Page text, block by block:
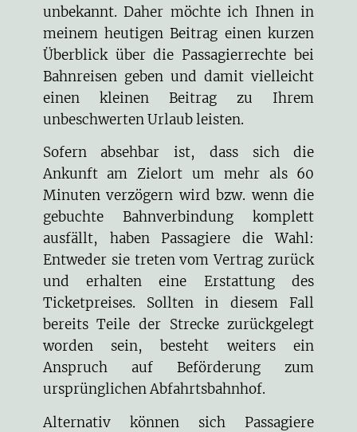
unbekannt. Daher möchte ich Ihnen in
meinem heutigen Beitrag einen kurzen
Überblick über die Passagierrechte bei
Bahnreisen geben und damit vielleicht
einen kleinen Beitrag zu Ihrem
unbeschwerten Urlaub leisten.
Sofern absehbar ist, dass sich die
Ankunft am Zielort um mehr als 60
Minuten verzögern wird bzw. wenn die
gebuchte Bahnverbindung komplett
ausfällt, haben Passagiere die Wahl:
Entweder sie treten vom Vertrag zurück
und erhalten eine Erstattung des
Ticketpreises. Sollten in diesem Fall
bereits Teile der Strecke zurückgelegt
worden sein, besteht weiters ein
Anspruch auf Beförderung zum
ursprünglichen Abfahrtsbahnhof.
Alternativ können sich Passagiere